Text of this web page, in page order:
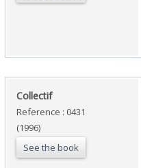
‎Collectif‎
Reference : 0431
(1996)
See the book